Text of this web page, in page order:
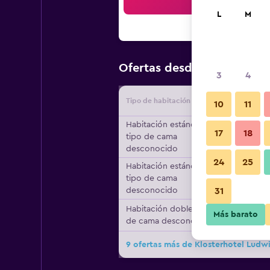
Ofertas desde Oferta
Tipo de habitación
Habitación estándar,
tipo de cama
desconocido
Habitación estándar,
tipo de cama
desconocido
Habitación doble, tipo
de cama desconocido
9 ofertas más de Klosterhotel
L M
3 4
10 11
17 18
24 25
31
Más barato